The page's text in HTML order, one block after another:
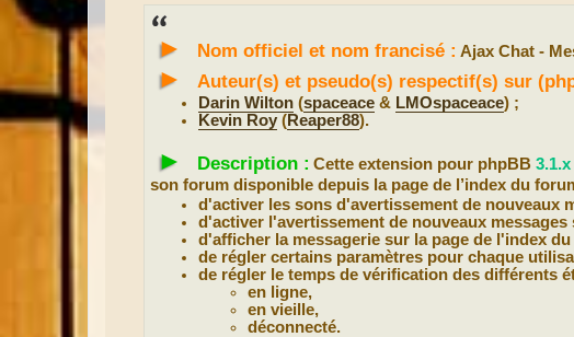
► Nom officiel et nom francisé : Ajax Chat -
► Auteur(s) et pseudo(s) respectif(s) sur
Darin Wilton (spaceace & LMOspaceace) ;
Kevin Roy (Reaper88).
► Description : Cette extension pour phpBB 3.1.x
son forum disponible depuis la page de l’index du
d'activer les sons d'avertissement de nouveaux
d'activer l'avertissement de nouveaux
d'afficher la messagerie sur la page de l'index
de régler certains paramètres pour chaque
de régler le temps de vérification des différents
en ligne,
en vieille,
déconnecté.